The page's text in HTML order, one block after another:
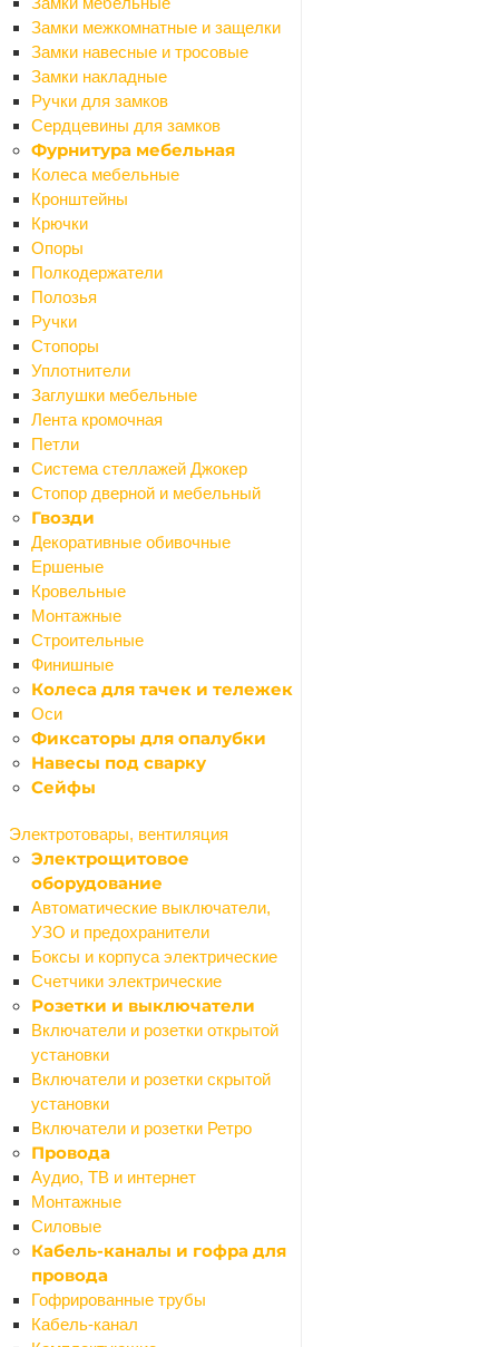
Замки межкомнатные и защелки
Замки навесные и тросовые
Замки накладные
Ручки для замков
Сердцевины для замков
Фурнитура мебельная
Колеса мебельные
Кронштейны
Крючки
Опоры
Полкодержатели
Полозья
Ручки
Стопоры
Уплотнители
Заглушки мебельные
Лента кромочная
Петли
Система стеллажей Джокер
Стопор дверной и мебельный
Гвозди
Декоративные обивочные
Ершеные
Кровельные
Монтажные
Строительные
Финишные
Колеса для тачек и тележек
Оси
Фиксаторы для опалубки
Навесы под сварку
Сейфы
Электротовары, вентиляция
Электрощитовое
оборудование
Автоматические выключатели,
УЗО и предохранители
Боксы и корпуса электрические
Счетчики электрические
Розетки и выключатели
Включатели и розетки открытой
установки
Включатели и розетки скрытой
установки
Включатели и розетки Ретро
Провода
Аудио, ТВ и интернет
Монтажные
Силовые
Кабель-каналы и гофра для
провода
Гофрированные трубы
Кабель-канал
Сантехника
Аксессуары для ванной
Назад
Аксессуары для ванной
Мыльницы
Бумагодержатели
Карнизы для ванной
Вантузы
Ведра
Вешалки и крючки
Держатели
Дозаторы
Ершики
Кольца для шторок
Наборы для ванной
Панели для ванной
Полки для ванной
Поручни для ванной
Стаканы для зубных щеток
Рамы для ванны
Сушилки для рук
Сиденья для ванной
Шторки для ванной
Душевые кабины, поддоны
Назад
Душевые кабины, поддоны
Душевые двери
Душевые кабины
Душевые ограждения
Душевые уголки
Поддоны
Уплотнители
Зеркала
Мебель для ванной комнаты
Назад
Мебель для ванной комнаты
Тумбы
Шкафы
Смесители
Назад
Смесители
Смесители для биде
Смесители для ванной
Смесители для душа
Смесители для кухни
Смесители для раковины (кобра)
Комплектующие для смесителей
Стойки душевые
Ванны
Назад
Ванны
Экраны для ванн
Акриловые